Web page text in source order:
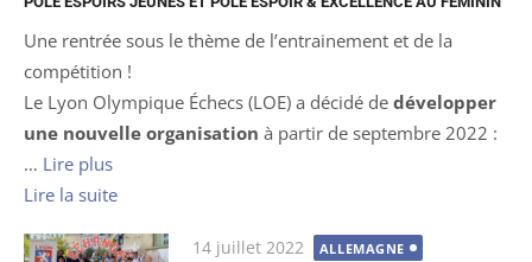
Une rentrée sous le thème de l’entrainement et de la
compétition !
Le Lyon Olympique Échecs (LOE) a décidé de développer
une nouvelle organisation à partir de septembre 2022 :
… Lire plus
Lire la suite
Publié
14 juillet 2022
ALLEMAGNE